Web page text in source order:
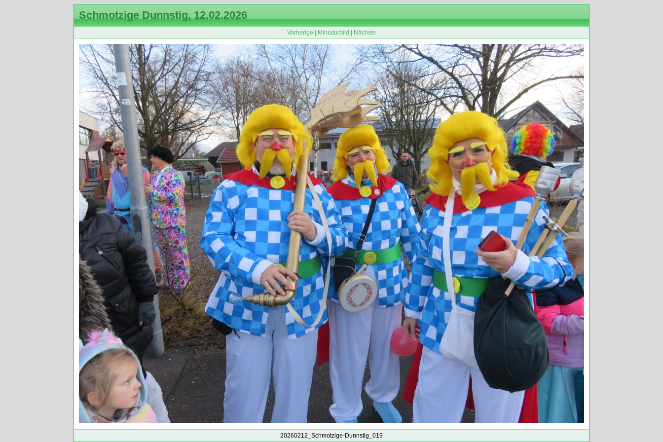
Schmotzige Dunnstig, 12.02.2026
Vorherige Miniaturbild Nächste
20260212_Schmotzige-Dunnstig_019